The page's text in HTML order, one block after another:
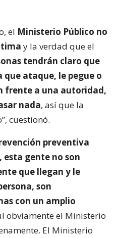
el Ministerio Público no
y la verdad que el
tendrán claro que
ataque, le pegue o
frente a una autoridad,
nada, así que la
cuestionó.
preventiva
esta gente no son
que llegan y le
son
con un amplio
obviamente el Ministerio
El Ministerio